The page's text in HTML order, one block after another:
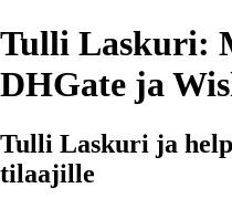
Tulli Laskuri:
DHGate ja
Tulli Laskuri ja
tilaajille